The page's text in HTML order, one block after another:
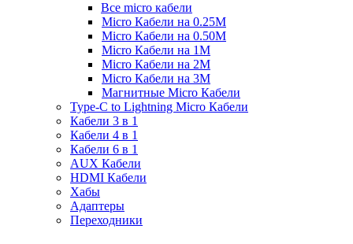
Все micro кабели
Micro Кабели на 0.25М
Micro Кабели на 0.50М
Micro Кабели на 1М
Micro Кабели на 2М
Micro Кабели на 3М
Магнитные Micro Кабели
Type-C to Lightning Micro Кабели
Кабели 3 в 1
Кабели 4 в 1
Кабели 6 в 1
AUX Кабели
HDMI Кабели
Хабы
Адаптеры
Переходники